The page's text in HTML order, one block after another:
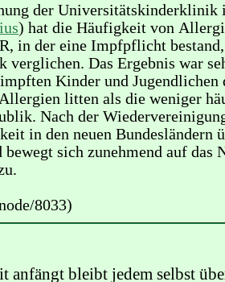
der Universitätskinderklinik
) hat die Häufigkeit von
in der eine Impfpflicht
verglichen. Das Ergebnis war
Kinder und Jugendlichen
litten als die weniger
Nach der
in den neuen Bundesländern
bewegt sich zunehmend auf das
8033)
anfängt bleibt jedem selbst